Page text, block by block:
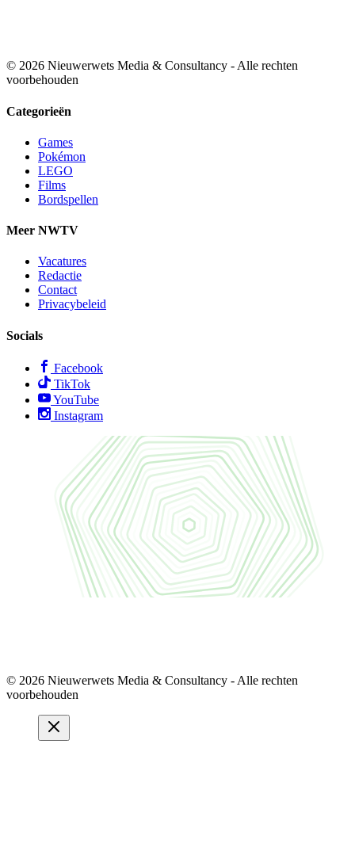
© 2026 Nieuwerwets Media & Consultancy - Alle rechten
voorbehouden
Categorieën
Games
Pokémon
LEGO
Films
Bordspellen
Meer NWTV
Vacatures
Redactie
Contact
Privacybeleid
Socials
Facebook
TikTok
YouTube
Instagram
© 2026 Nieuwerwets Media & Consultancy - Alle rechten
voorbehouden